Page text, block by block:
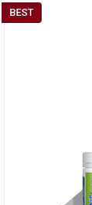
BEST